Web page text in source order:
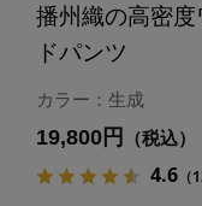
播州織の高密度
ドパンツ
カラー：生成
19,800円 （税込）
4.6（